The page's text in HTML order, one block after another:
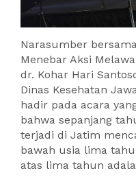
Narasumber
Menebar Aksi
dr. Kohar Hari
Dinas Kesehatan
hadir pada acara
bahwa sepanjang
terjadi di Jatim
bawah usia lima
atas lima tahun